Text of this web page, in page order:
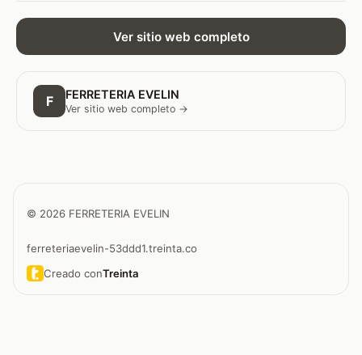
Ver sitio web completo
F FERRETERIA EVELIN
Ver sitio web completo →
© 2026 FERRETERIA EVELIN
ferreteriaevelin-53ddd1.treinta.co
Creado conTreinta